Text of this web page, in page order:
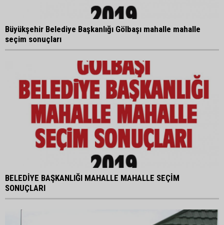
Büyükşehir Belediye Başkanlığı Gölbaşı mahalle mahalle
seçim sonuçları
BELEDİYE BAŞKANLIĞI MAHALLE MAHALLE SEÇİM
SONUÇLARI